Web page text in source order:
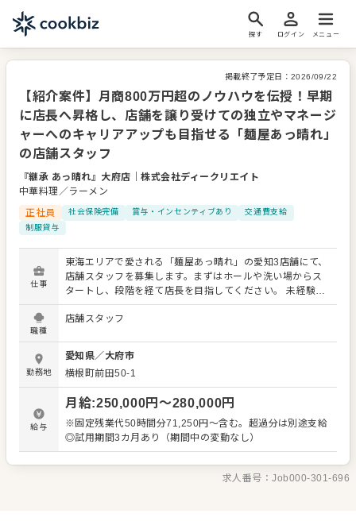
探す ログイン メニュー
掲載終了予定日： 2026/09/22
【紹介案件】月商800万円超のノウハウを伝授！早期
に店長へ昇格し、店舗を譲り受けての独立やマネージ
ャーへのキャリアアップも目指せる「麺屋あっ晴れ」
の店舗スタッフ
『継承 あっ晴れ』大府店 ｜株式会社ディークリエイト
中華料理／ラーメン
正社員
社会保険完備 賞与・インセンティブあり
交通費支給
制服貸与
仕事
東海エリアで愛される「麺屋あっ晴れ」の愛知3店舗にて、
店舗スタッフを募集します。まずはホールや洗い場からス
タートし、段階を経て店長を目指してください。 未経験か
ら1年半、経験者なら3ヶ月で店長へ昇格した実績もありま
す。店長昇格後は、商品開発や売上管理などの店舗運営ノ
を統括するマネージャーへの道や、自ら作り上げた店舗を
譲り受けての独立など、多彩なキャリアプランを選択でき
ます。 小型店でありながら「月商800万円超え」を記録す
る繁盛店の仕組み、骨からスープを取る本格的な一杯への
こだわりなど、高いレベルの技術と経営知識を惜しみなく
伝授します。ここで確かな実力を培い、ご自身の未来を築
いてください。 ＜おすすめポイント＞ ラーメン店での独立
作りしているため、本格的な調理技術が身につきます。さ
らに、まかないでの試作や業者との繋がり、利益管理にい
職種
店舗スタッフ
勤務地
愛知県／ 大府市
横根町前田50-1
給与
月給:250,000円〜280,000円
※固定残業代50時間分71,250円～含む。超過分は別途支給
◎試用期間3カ月あり（期間中の変動なし）
求人番号：Job000-301-696